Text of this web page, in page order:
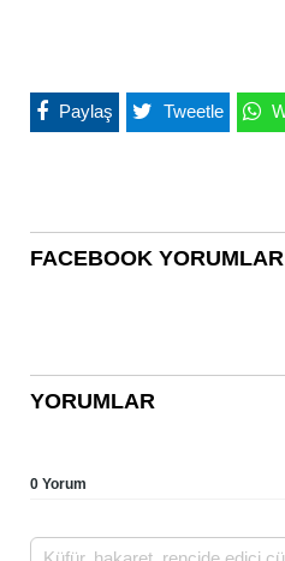
Paylaş Tweetle
FACEBOOK YORUMLAR
YORUMLAR
0 Yorum